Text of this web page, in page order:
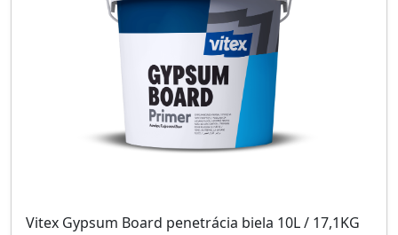
Vitex Gypsum Board penetrácia biela 10L / 17,1KG